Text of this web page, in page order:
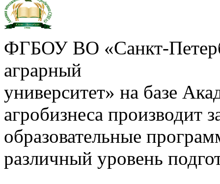
ФГБОУ ВО «Санкт-
аграрный
университет» на базе
агробизнеса производит
образовательные
различный уровень